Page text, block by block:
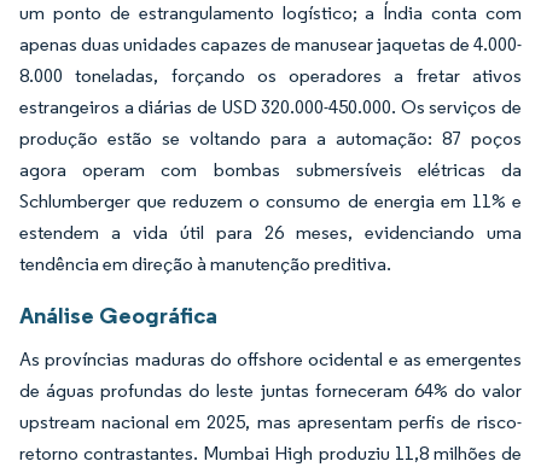
um ponto de estrangulamento logístico; a Índia conta com
apenas duas unidades capazes de manusear jaquetas de 4.000-
8.000 toneladas, forçando os operadores a fretar ativos
estrangeiros a diárias de USD 320.000-450.000. Os serviços de
produção estão se voltando para a automação: 87 poços
agora operam com bombas submersíveis elétricas da
Schlumberger que reduzem o consumo de energia em 11% e
estendem a vida útil para 26 meses, evidenciando uma
tendência em direção à manutenção preditiva.
Análise Geográfica
As províncias maduras do offshore ocidental e as emergentes
de águas profundas do leste juntas forneceram 64% do valor
upstream nacional em 2025, mas apresentam perfis de risco-
retorno contrastantes. Mumbai High produziu 11,8 milhões de